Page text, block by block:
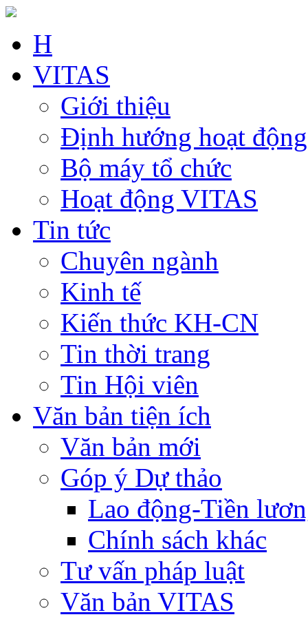
H
VITAS
Giới thiệu
Định hướng hoạt động
Bộ máy tổ chức
Hoạt động VITAS
Tin tức
Chuyên ngành
Kinh tế
Kiến thức KH-CN
Tin thời trang
Tin Hội viên
Văn bản tiện ích
Văn bản mới
Góp ý Dự thảo
Lao động-Tiền
Chính sách khác
Tư vấn pháp luật
Văn bản VITAS